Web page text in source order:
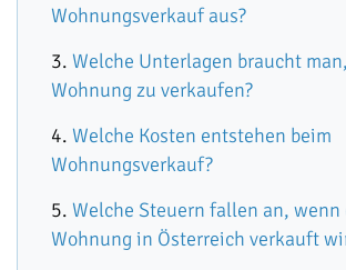
Wohnungsverkauf aus?
Welche Unterlagen braucht
Wohnung zu verkaufen?
Welche Kosten entstehen beim
Wohnungsverkauf?
Welche Steuern fallen an, wenn
Wohnung in Österreich verkauft